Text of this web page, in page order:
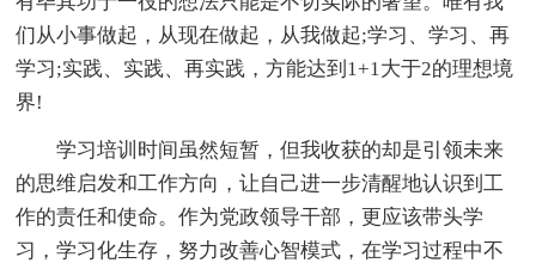
们从小事做起，从现在做起，从我做起;学习、学习、再
学习;实践、实践、再实践，方能达到1+1大于2的理想境
界!
学习培训时间虽然短暂，但我收获的却是引领未来
的思维启发和工作方向，让自己进一步清醒地认识到工
作的责任和使命。作为党政领导干部，更应该带头学
习，学习化生存，努力改善心智模式，在学习过程中不